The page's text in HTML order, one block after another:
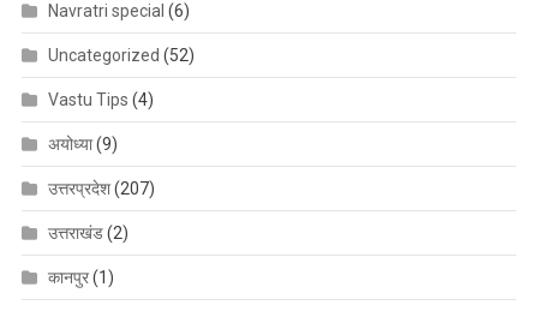
Navratri special (6)
Uncategorized (52)
Vastu Tips (4)
अयोध्या(9)
उत्तरप्रदेश(207)
उत्तराखंड(2)
कानपुर(1)